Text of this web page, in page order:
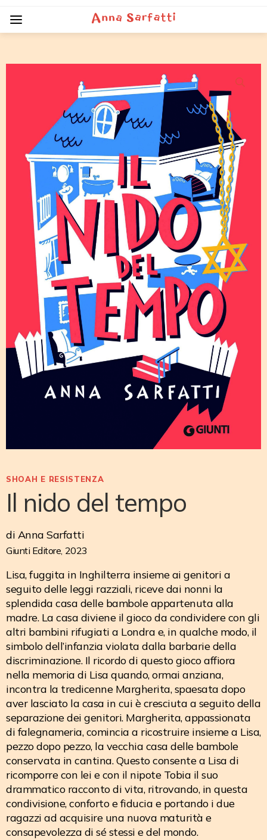
SHOAH E RESISTENZA
Il nido del tempo
di Anna Sarfatti
Giunti Editore, 2023
Lisa, fuggita in Inghilterra insieme ai genitori a
seguito delle leggi razziali, riceve dai nonni la
splendida casa delle bambole appartenuta alla
madre. La casa diviene il gioco da condividere con gli
altri bambini rifugiati a Londra e, in qualche modo, il
simbolo dell’infanzia violata dalla barbarie della
discriminazione. Il ricordo di questo gioco affiora
nella memoria di Lisa quando, ormai anziana,
incontra la tredicenne Margherita, spaesata dopo
aver lasciato la casa in cui è cresciuta a seguito della
separazione dei genitori. Margherita, appassionata
di falegnameria, comincia a ricostruire insieme a Lisa,
pezzo dopo pezzo, la vecchia casa delle bambole
conservata in cantina. Questo consente a Lisa di
ricomporre con lei e con il nipote Tobia il suo
drammatico racconto di vita, ritrovando, in questa
condivisione, conforto e fiducia e portando i due
ragazzi ad acquisire una nuova maturità e
consapevolezza di sé stessi e del mondo.